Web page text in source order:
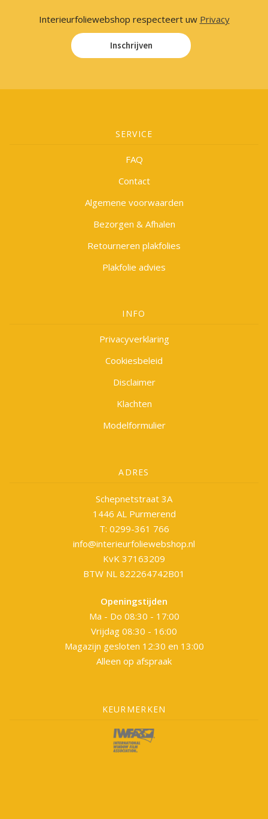
Interieurfoliewebshop respecteert uw Privacy
Inschrijven
SERVICE
FAQ
Contact
Algemene voorwaarden
Bezorgen & Afhalen
Retourneren plakfolies
Plakfolie advies
INFO
Privacyverklaring
Cookiesbeleid
Disclaimer
Klachten
Modelformulier
ADRES
Schepnetstraat 3A
1446 AL Purmerend
T: 0299-361 766
info@interieurfoliewebshop.nl
KvK 37163209
BTW NL 822264742B01
Openingstijden
Ma - Do 08:30 - 17:00
Vrijdag 08:30 - 16:00
Magazijn gesloten 12:30 en 13:00
Alleen op afspraak
KEURMERKEN